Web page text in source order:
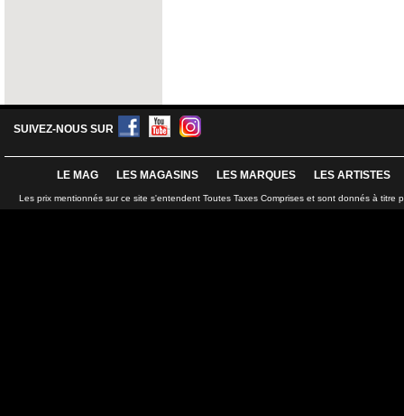
SUIVEZ-NOUS SUR
LE MAG LES MAGASINS LES MARQUES LES ARTISTES
Les prix mentionnés sur ce site s'entendent Toutes Taxes Comprises et sont donnés à